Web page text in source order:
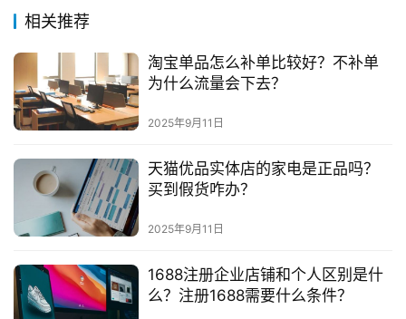
社
群
问
答
社
相关推荐
淘宝单品怎么补单比较好？不补单
为什么流量会下去？
2025年9月11日
天猫优品实体店的家电是正品吗？
买到假货咋办？
2025年9月11日
1688注册企业店铺和个人区别是什
么？注册1688需要什么条件？